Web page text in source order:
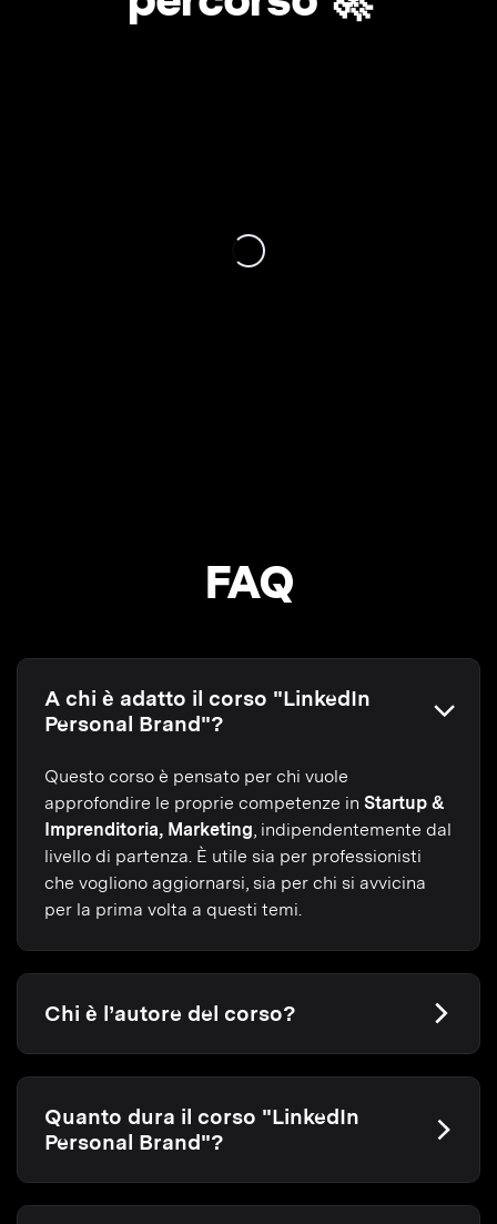
FAQ
A chi è adatto il corso "LinkedIn
Personal Brand"?
Questo corso è pensato per chi vuole
approfondire le proprie competenze in Startup &
Imprenditoria, Marketing , indipendentemente dal
livello di partenza. È utile sia per professionisti
che vogliono aggiornarsi, sia per chi si avvicina
per la prima volta a questi temi.
Chi è l’autore del corso?
Quanto dura il corso "LinkedIn
Personal Brand"?